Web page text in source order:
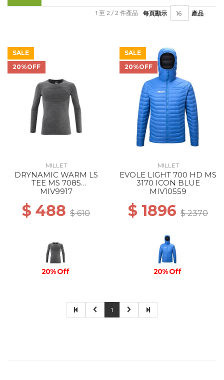
每頁顯示 產品
1 至 2 / 2 件產品
SALE
20%OFF
MILLET
DRYNAMIC WARM LS
TEE MS 7085
ANTHRACITE GREY
MIV9917
$ 488 $ 610
20% Off
SALE
20%OFF
MILLET
EVOLE LIGHT 700 HD MS
3170 ICON BLUE
MIV10559
$ 1896 $ 2370
20% Off
1